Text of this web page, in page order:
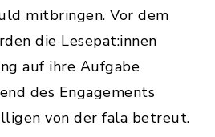
mitbringen. Vor dem
die Lesepat:innen
auf ihre Aufgabe
des Engagements
von der fala betreut.